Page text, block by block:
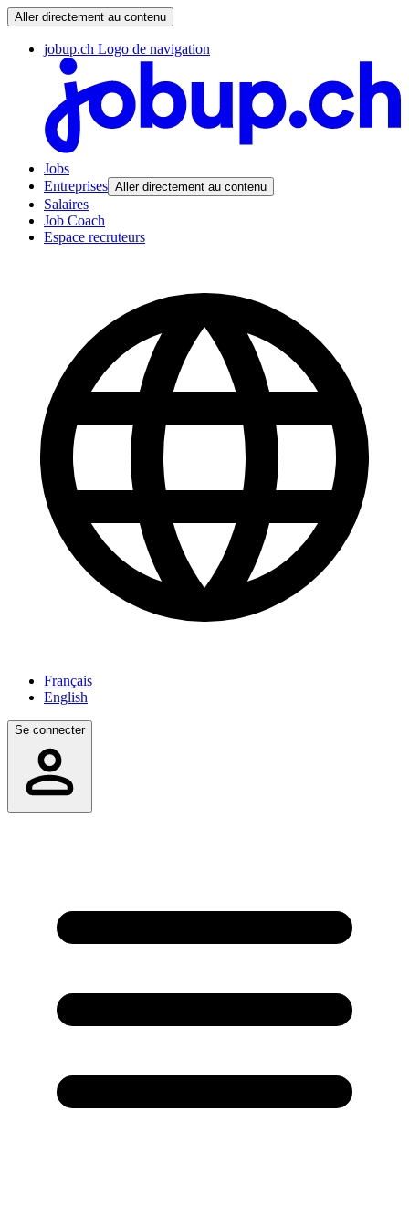
Aller directement au contenu
jobup.ch Logo de navigation
Jobs
Entreprises Aller directement au contenu
Salaires
Job Coach
Espace recruteurs
Français
English
Se connecter